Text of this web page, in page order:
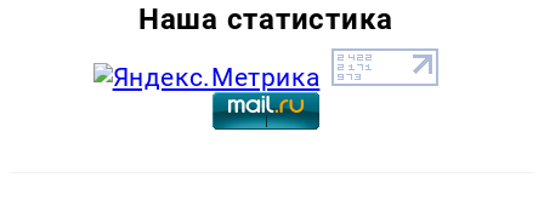
Наша статистика